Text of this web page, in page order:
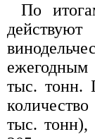
По
ежегодным
тыс. тонн.
тыс.